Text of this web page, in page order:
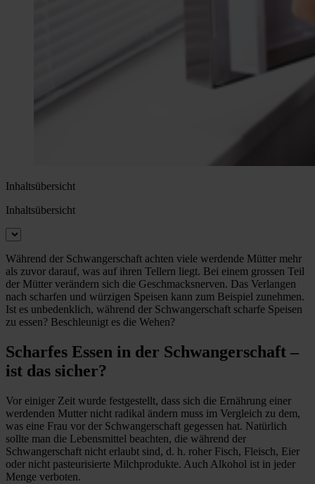
Inhaltsübersicht
Inhaltsübersicht
Während der Schwangerschaft achten viele werdende Mütter mehr
als zuvor darauf, was auf ihren Tellern liegt. Bei einem grossen Teil
der Mütter verändern sich die Geschmacksnerven. Das Verlangen
nach scharfen und würzigen Speisen kann zum Beispiel zunehmen.
Ist es unbedenklich, während der Schwangerschaft scharfe Speisen
zu essen? Beschleunigt es die Wehen?
Scharfes Essen in der Schwangerschaft –
ist das sicher?
Vor einiger Zeit wurde festgestellt, dass sich die Ernährung einer
werdenden Mutter nicht radikal ändern muss im Vergleich zu dem,
was eine Frau vor der Schwangerschaft gegessen hat. Natürlich
sollte man die Lebensmittel beachten, die während der
Schwangerschaft nicht erlaubt sind, d. h. roher Fisch, Fleisch, Eier
oder nicht pasteurisierte Milchprodukte. Auch Alkohol ist in jeder
Menge verboten.